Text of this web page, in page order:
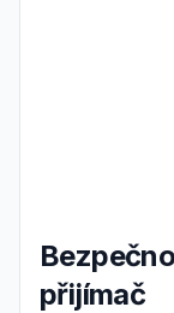
Bezpečnostní světelný závěs,
přijímač